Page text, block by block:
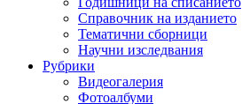
Справочник на изданието
Тематични сборници
Научни изследвания
Рубрики
Видеогалерия
Фотоалбуми